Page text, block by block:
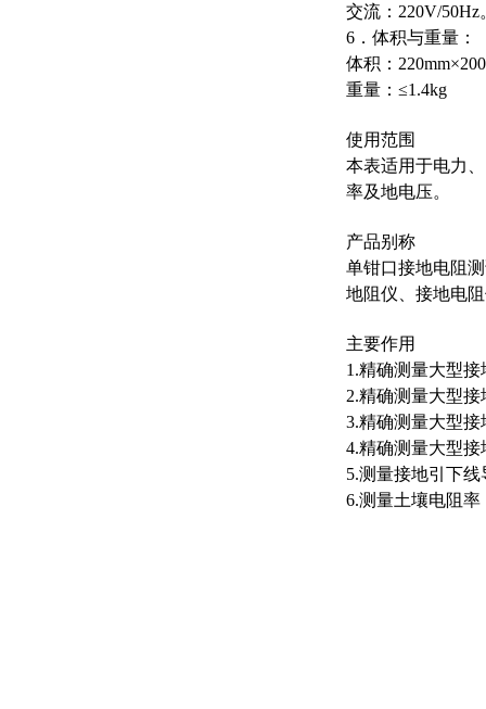
交流： 220V/50Hz
6 ．体积与重量：
体积：
重量： ≤1.4kg
使用范围
本表适用于电力
率及地电压。
产品别称
单钳口接地电阻
地阻仪、接地电
主要作用
1.精确测量大型
2.精确测量大型
3.精确测量大型
4.精确测量大型接
5.测量接地引下线
6.测量土壤电阻率